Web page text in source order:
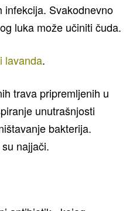
infekcija. Svakodnevno
luka može učiniti čuda.
lavanda.
trava pripremljenih u
unutrašnjosti
bakterija.
najjači.